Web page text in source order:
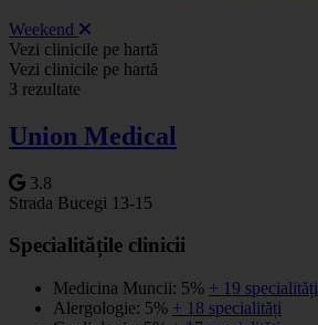
Weekend
+
−
Vezi clinicile pe hartă
Vezi clinicile pe hartă
3 rezultate
Union Medical
3.8
Strada Bucegi 13-15
Specialitățile clinicii
Medicina Muncii: 5% + 19 specialități
Alergologie: 5% + 18 specialități